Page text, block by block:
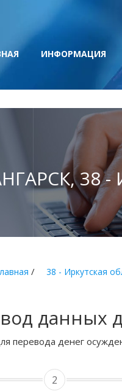
ИНФОРМАЦИЯ
38
/ 38 - Иркутская
данных
перевода денег
2